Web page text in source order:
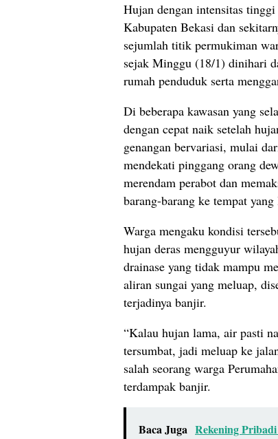
Hujan dengan intensitas
Kabupaten Bekasi dan
sejumlah titik permukiman
sejak Minggu (18/1) dinihari
rumah penduduk serta
Di beberapa kawasan yang
dengan cepat naik setelah
genangan bervariasi, mulai
mendekati pinggang orang
merendam perabot dan
barang-barang ke tempat
Warga mengaku kondisi
hujan deras mengguyur
drainase yang tidak mampu
aliran sungai yang meluap,
terjadinya banjir.
“Kalau hujan lama, air pasti
tersumbat, jadi meluap ke
salah seorang warga
terdampak banjir.
Baca Juga Rekening